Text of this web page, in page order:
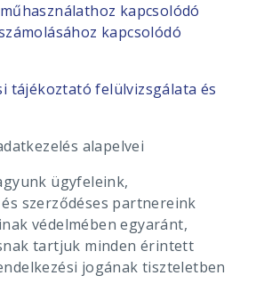
kapcsolódó
kapcsolódó
tájékoztató felülvizsgálata és
alapelvei
ügyfeleink,
szerződéses partnereink
védelmében egyaránt,
tartjuk minden érintett
jogának tiszteletben